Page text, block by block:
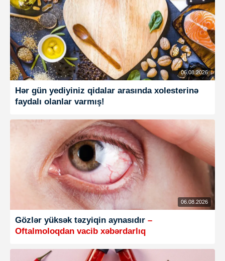
06.08.2026
Hər gün yediyiniz qidalar arasında xolesterinə
faydalı olanlar varmış!
06.08.2026
Gözlər yüksək təzyiqin aynasıdır –
Oftalmoloqdan vacib xəbərdarlıq